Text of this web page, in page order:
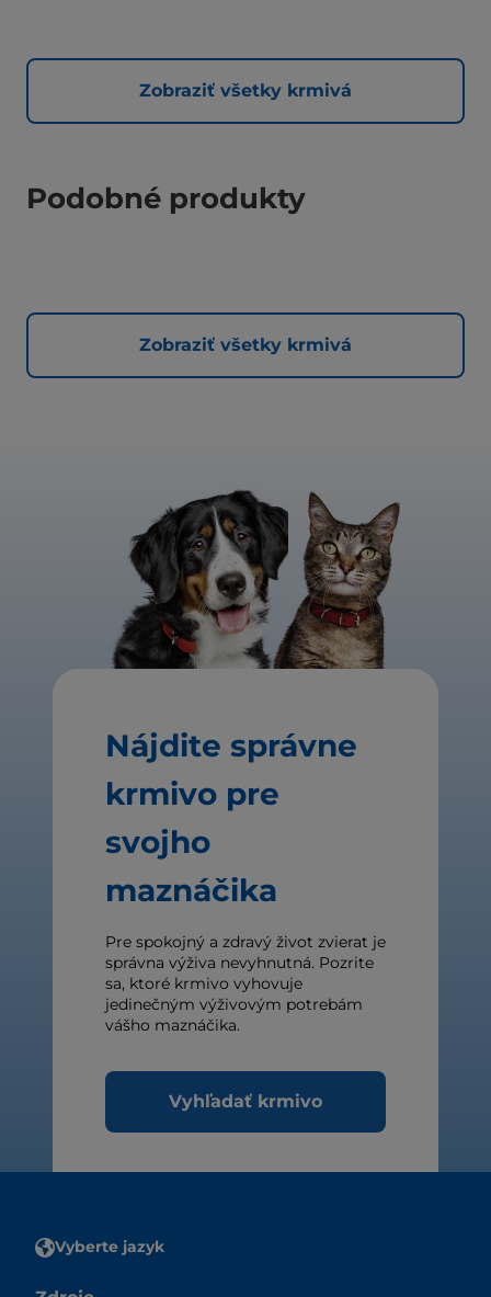
Zobraziť všetky krmivá
Podobné produkty
Zobraziť všetky krmivá
Nájdite správne
krmivo pre
svojho
maznáčika
Pre spokojný a zdravý život zvierat je
správna výživa nevyhnutná. Pozrite
sa, ktoré krmivo vyhovuje
jedinečným výživovým potrebám
vášho maznáčika.
Vyhľadať krmivo
Vyberte jazyk